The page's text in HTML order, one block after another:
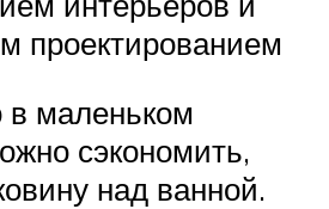
проектированием
в маленьком
сэкономить,
над ванной.